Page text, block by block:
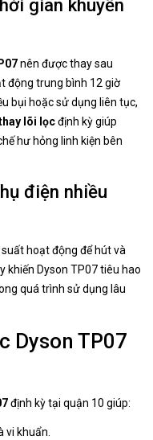
gian khuyến
nên được thay sau
động trung bình 12 giờ
bụi hoặc sử dụng liên tục,
lõi lọcđịnh kỳ giúp
hư hỏng linh kiện bên
điện nhiều
hoạt động để hút và
khiến Dyson TP07 tiêu hao
quá trình sử dụng lâu
Dyson TP07
định kỳ tại quận 10 giúp:
vi khuẩn.